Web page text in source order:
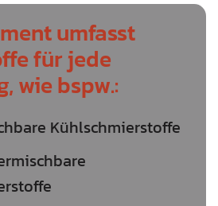
umfasst
für jede
wie bspw.:
Kühlschmierstoffe